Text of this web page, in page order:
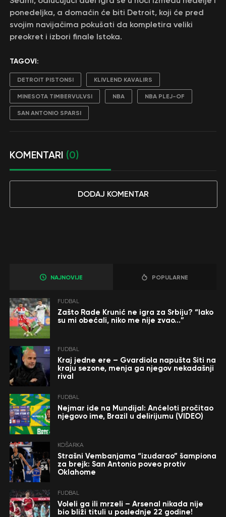
ponedeljka, a domaćin će biti Detroit, koji će pred
svojim navijačima pokušati da kompletira veliki
preokret i izbori finale Istoka.
TAGOVI:
DETROIT PISTONSI KLIVLEND KAVALIRS
MINESOTA TIMBERVULVSI NBA NBA PLEJ-OF
SAN ANTONIO SPARSI
KOMENTARI (0)
DODAJ KOMENTAR
NAJNOVIJE POPULARNE
FUDBAL
Zašto Rade Krunić ne igra za Srbiju? “Iako
su mi obećali, niko me nije zvao…”
FUDBAL
Kraj jedne ere – Gvardiola napušta Siti na
kraju sezone, menja ga njegov nekadašnji
rival
FUDBAL
Nejmar ide na Mundijal: Anćeloti pročitao
njegovo ime, Brazil u delirijumu (VIDEO)
KOŠARKA
Strašni Vembanjama “izudarao” šampiona
za brejk: San Antonio poveo protiv
Oklahome
FUDBAL
Voleli ga ili mrzeli – Arsenal nikada nije
bio bliži tituli u poslednje 22 godine!